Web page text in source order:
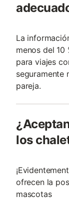
La
menos del 10
para viajes
seguramente
pareja.
los
ofrecen la
mascotas